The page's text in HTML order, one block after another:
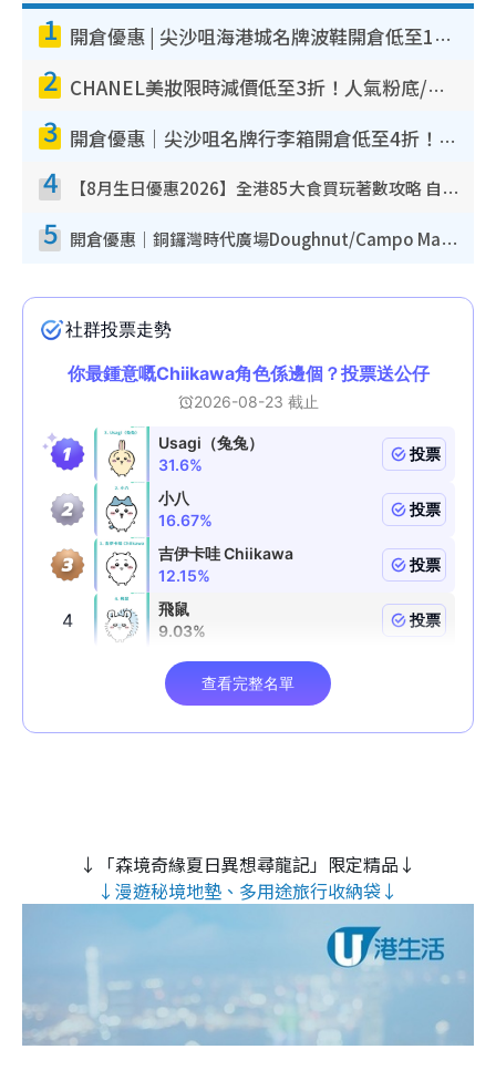
1 開倉優惠 | 尖沙咀海港城名牌波鞋開倉低至1折！On鞋$899起／Joy&Peace鞋履$98起
2 CHANEL美妝限時減價低至3折！人氣粉底/唇膏/精華液低至$275！COCO香水都有平
3 開倉優惠｜尖沙咀名牌行李箱開倉低至4折！一連5日 American Tourister/ace./Hallmark $200起！
4 【8月生日優惠2026】全港85大食買玩著數攻略 自助餐/火鍋放題同行免費＋誠品/DONKI送現金券
5 開倉優惠｜銅鑼灣時代廣場Doughnut/Campo Marzio開倉低至1折！背囊、書包、手袋劈價$200起
↓「森境奇緣夏日異想尋龍記」限定精品↓
↓漫遊秘境地墊、多用途旅行收納袋↓